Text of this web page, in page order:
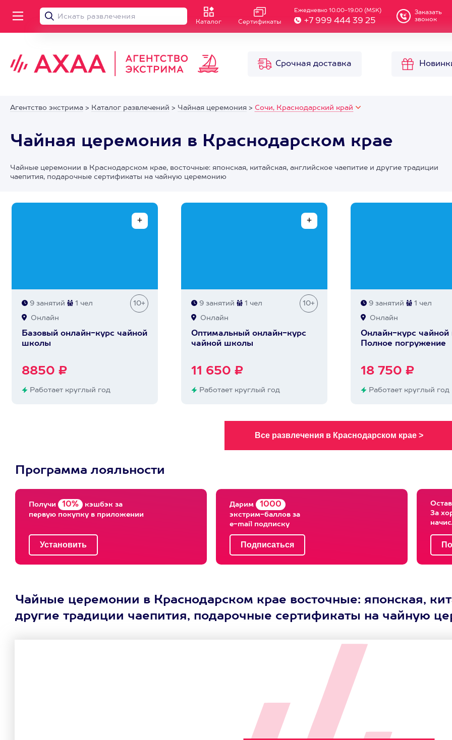
Каталог Сертификаты
Ежедневно 10.00-19.00 (MSK)
+7 999 444 39 25
Заказать
звонок
Срочная доставка
Агентство экстрима > Каталог развлечений > Чайная церемония > Сочи, Краснодарский край
Чайная церемония в Краснодарском крае
Чайные церемонии в Краснодарском крае, восточные: японская, китайская, английское чаепитие и другие традиции
чаепития, подарочные сертификаты на чайную церемонию
9 занятий 1 чел 10+
Онлайн
Базовый онлайн-курс чайной
школы
8850 ₽
Работает круглый год
9 занятий 1 чел 10+
Онлайн
Оптимальный онлайн-курс
чайной школы
11 650 ₽
Работает круглый год
9 занятий 1 чел
Онлайн
Онлайн-курс
Полное погружение
18 750 ₽
Работает круглый год
Программа лояльности
Получи 10% кэшбэк за
первую покупку в приложении
Дарим 1000
экстрим-баллов за
e-mail подписку
За
Чайные церемонии в Краснодарском крае восточные: японская,
другие традиции чаепития, подарочные сертификаты на чайную